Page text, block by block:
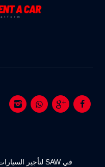
في SAW لتأجير السيارات، مدفوعاتك آمنة بنسبة 100%.